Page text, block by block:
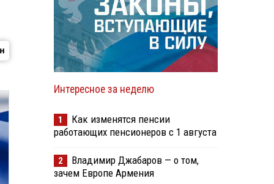
Интересное за неделю
1
Как изменятся пенсии
работающих пенсионеров с 1 августа
2
Владимир Джабаров — о том,
зачем Европе Армения